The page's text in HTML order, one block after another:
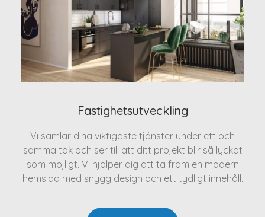
Fastighetsutveckling
Vi samlar dina viktigaste tjänster under ett och
samma tak och ser till att ditt projekt blir så lyckat
som möjligt. Vi hjälper dig att ta fram en modern
hemsida med snygg design och ett tydligt innehåll.